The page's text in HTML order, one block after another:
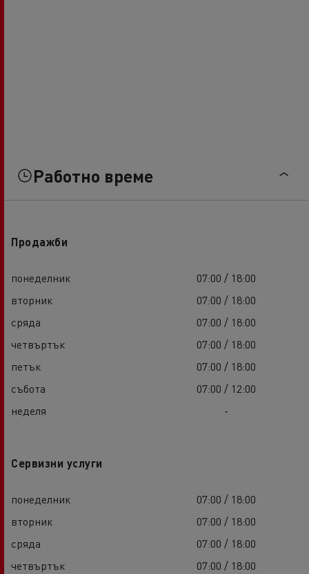
Работно време
Продажби
понеделник
07:00 / 18:00
вторник
07:00 / 18:00
сряда
07:00 / 18:00
четвъртък
07:00 / 18:00
петък
07:00 / 18:00
събота
07:00 / 12:00
неделя
-
Сервизни услуги
понеделник
07:00 / 18:00
вторник
07:00 / 18:00
сряда
07:00 / 18:00
четвъртък
07:00 / 18:00